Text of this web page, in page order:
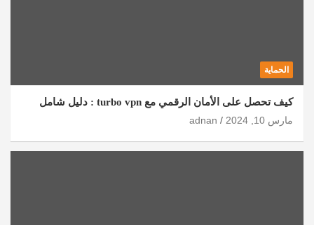
الحماية
كيف تحصل على الأمان الرقمي مع turbo vpn : دليل شامل
مارس 10, 2024
adnan